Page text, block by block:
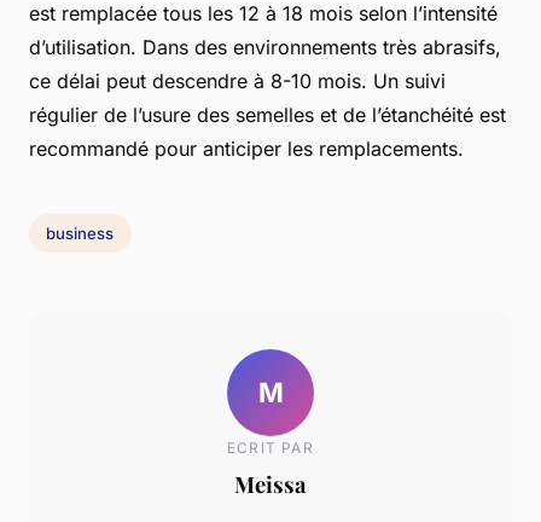
est remplacée tous les 12 à 18 mois selon l’intensité
d’utilisation. Dans des environnements très abrasifs,
ce délai peut descendre à 8-10 mois. Un suivi
régulier de l’usure des semelles et de l’étanchéité est
recommandé pour anticiper les remplacements.
business
M
ECRIT PAR
Meissa